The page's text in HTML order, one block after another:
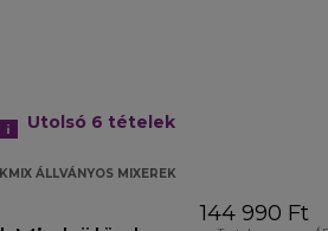
Utolsó 6 tételek
KMIX ÁLLVÁNYOS MIXEREK
144 990 Ft